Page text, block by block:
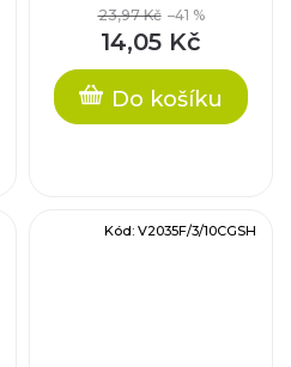
Chessboard Circle
FB 14mm, crystal F
23,97 Kč –41 %
14,05 Kč
Do košíku
Kód: V2035F/3/10CGSH